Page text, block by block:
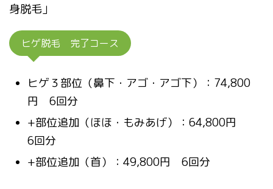
身脱毛」
ヒゲ脱毛 完了コース
ヒゲ３部位（鼻下・アゴ・アゴ下）：74,800
円 6回分
+部位追加（ほほ・もみあげ）：64,800円
6回分
+部位追加（首）：49,800円 6回分